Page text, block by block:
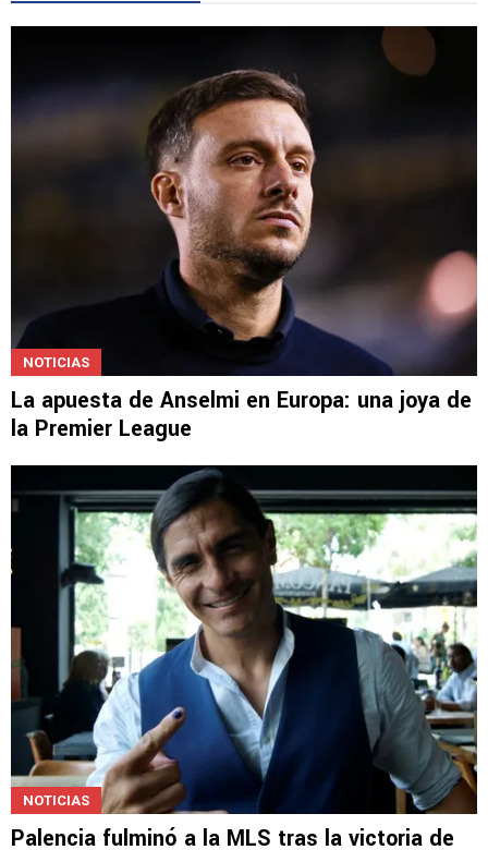
NOTICIAS
La apuesta de Anselmi en Europa: una joya de
la Premier League
NOTICIAS
Palencia fulminó a la MLS tras la victoria de